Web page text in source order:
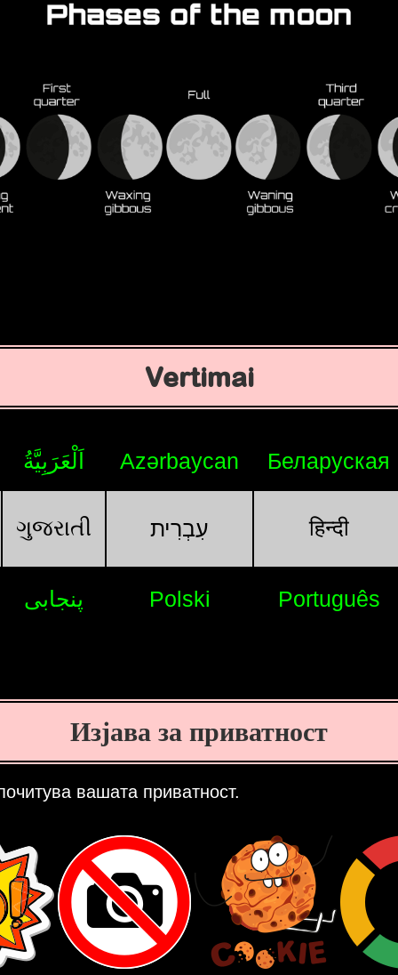
Vertimai
اَلْعَرَبِيَّةُ Azərbaycan Беларуская
ગુજરાતી עִבְרִית हिन्दी
پنجابی Polski Português
Изјава за приватност
вашата приватност.